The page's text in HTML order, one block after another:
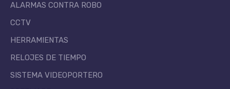
ALARMAS CONTRA ROBO
CCTV
HERRAMIENTAS
RELOJES DE TIEMPO
SISTEMA VIDEOPORTERO